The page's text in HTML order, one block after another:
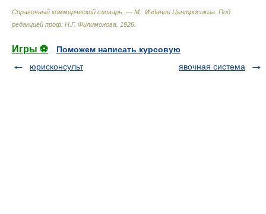
Справочный коммерческий словарь. — М.: Издание Центросоюза Под
редакцией проф. Н.Г. Филимонова 1926
Игры ⚽
Поможем написать курсовую
юрисконсульт
явочная система